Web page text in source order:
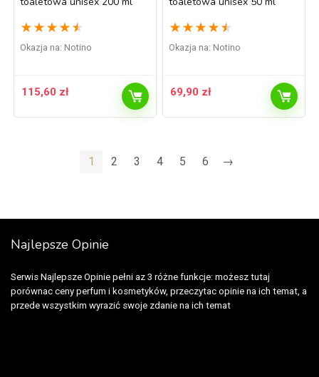
★ ★ ★ ★ ★
Okazja na: Notino
115,60 zł
★ ★ ★ ★ ★
Okazja na: Notino
69,90 zł
1 2 3 4 5 6 →
Najlepsze Opinie
Serwis Najlepsze Opinie pełni az 3 różne funkcje: możesz tutaj
porównac ceny perfum i kosmetyków, przeczytac opinie na ich temat, a
przede wszystkim wyrazić swoje zdanie na ich temat